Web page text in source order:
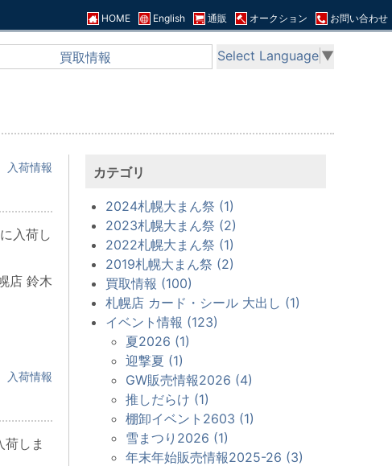
HOME English 通販 オークション お問い合わせ
買取情報 Select Language ▼
入荷情報
入荷し
店 鈴木
入荷情報
しま
カテゴリ
2024札幌大まん祭 (1)
2023札幌大まん祭 (2)
2022札幌大まん祭 (1)
2019札幌大まん祭 (2)
買取情報 (100)
札幌店 カード・シール 大出し (1)
イベント情報 (123)
夏2026 (1)
迎撃夏 (1)
GW販売情報2026 (4)
推しだらけ (1)
棚卸イベント2603 (1)
雪まつり2026 (1)
年末年始販売情報2025-26 (3)